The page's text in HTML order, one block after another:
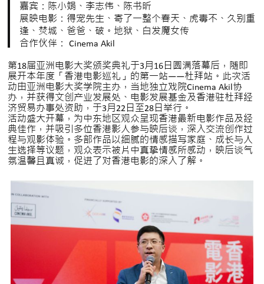
嘉宾：陈小娟、李志伟、陈书昕
展映电影：得宠先生、寄了一整个春天、虎毒不、久别重
逢、焚城、爸爸、破。地狱、白发魔女传
合作伙伴： Cinema Akil
第18届亚洲电影大奖颁奖典礼于3月16日圆满落幕后，随即
展开本年度「香港电影巡礼」的第一站——杜拜站。此次活
动由亚洲电影大奖学院主办，当地独立戏院Cinema Akil协
办，并获得文创产业发展处、电影发展基金及香港驻杜拜经
济贸易办事处资助，于3月22日至28日举行。
活动盛大开幕，为中东地区观众呈现香港最新电影作品及经
典佳作，并吸引多位香港影人参与映后谈，深入交流创作过
程与观影体验。多部作品以细腻的情感描写家庭、成长与人
生选择等议题，观众表示被片中真挚情感所感动，映后谈气
氛温馨且真诚，促进了对香港电影的深入了解。